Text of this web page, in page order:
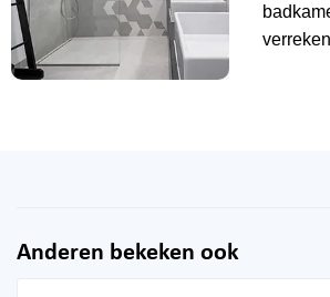
Anderen bekeken ook